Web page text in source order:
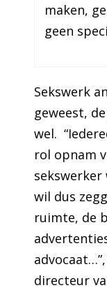
maken,
geen
Sekswerk
geweest,
wel.
rol opnam
sekswerker
wil dus
ruimte, de
directeur